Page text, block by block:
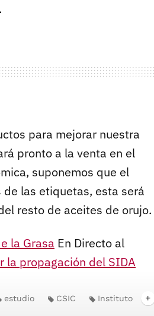
para mejorar nuestra
pronto a la venta en el
suponemos que el
las etiquetas, esta será
resto de aceites de orujo.
la Grasa En Directo al
la propagación del SIDA
estudio CSIC
Instituto